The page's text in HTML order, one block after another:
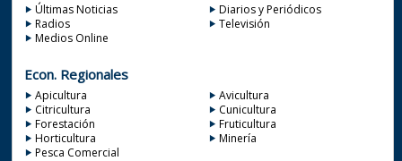
Últimas Noticias
Diarios y Periódicos
Radios
Televisión
Medios Online
Econ. Regionales
Apicultura
Avicultura
Citricultura
Cunicultura
Forestación
Fruticultura
Horticultura
Minería
Pesca Comercial